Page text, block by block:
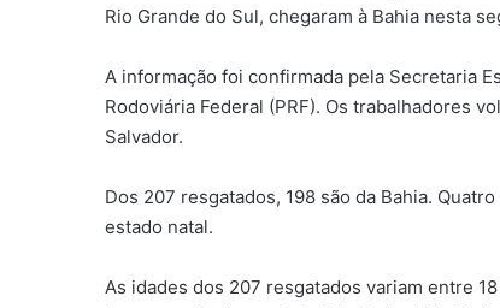
Rio Grande do Sul, chegaram à Bahia nesta
A informação foi confirmada pela Secretaria
Rodoviária Federal (PRF). Os trabalhadores
Salvador.
Dos 207 resgatados, 198 são da Bahia.
estado natal.
As idades dos 207 resgatados variam entre